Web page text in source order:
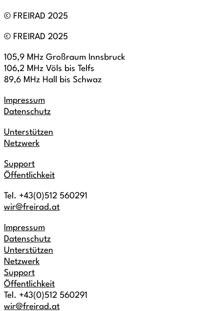
© FREIRAD 2025
© FREIRAD 2025
105,9 MHz Großraum Innsbruck
106,2 MHz Völs bis Telfs
89,6 MHz Hall bis Schwaz
Impressum
Datenschutz
Unterstützen
Netzwerk
Support
Öffentlichkeit
Tel. +43(0)512 560291
wir@freirad.at
Impressum
Datenschutz
Unterstützen
Netzwerk
Support
Öffentlichkeit
Tel. +43(0)512 560291
wir@freirad.at